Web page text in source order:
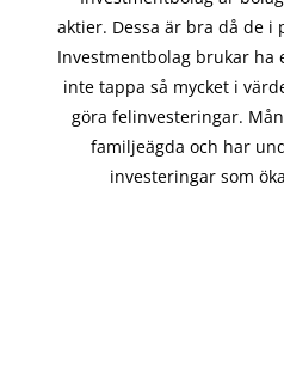
aktier. Dessa är bra då de i
Investmentbolag brukar ha
inte tappa så mycket i
göra felinvesteringar.
familjeägda och har
investeringar som